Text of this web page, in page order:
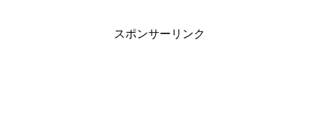
スポンサーリンク